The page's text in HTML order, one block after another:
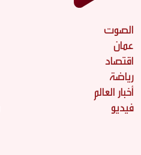
الصوت
عمان
اقتصاد
رياضة
أخبار العالم
فيديو